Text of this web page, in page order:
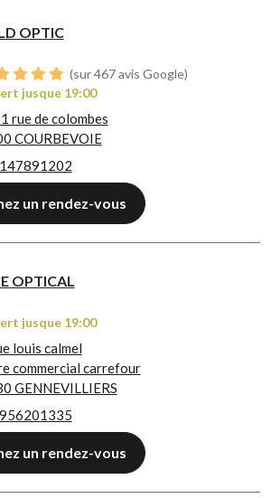
OPTIC
(sur 467 avis Google)
jusque 19:00
rue de colombes
COURBEVOIE
un rendez-vous
OPTICAL
jusque 19:00
louis calmel
commercial carrefour
GENNEVILLIERS
un rendez-vous